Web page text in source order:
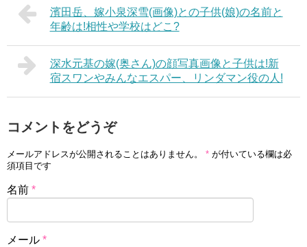
濱田岳、嫁小泉深雪(画像)との子供(娘)の名前と
年齢は!相性や学校はどこ?
深水元基の嫁(奥さん)の顔写真画像と子供は!新
宿スワンやみんなエスパー、リンダマン役の人!
コメントをどうぞ
メールアドレスが公開されることはありません。 * が付いている欄は必
須項目です
名前 *
メール *